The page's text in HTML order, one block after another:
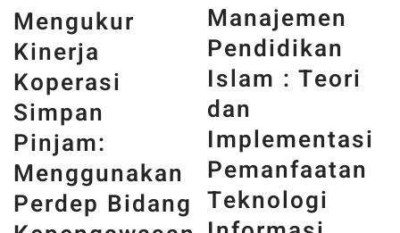
Mengukur
Kinerja
Koperasi
Simpan
Pinjam:
Menggunakan
Perdep Bidang
Manajemen
Pendidikan
Islam : Teori
dan
Implementasi
Pemanfaatan
Teknologi